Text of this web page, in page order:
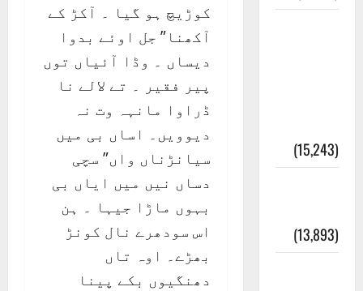
کوڑیچ ہو گیا ۔ آکڑ کے
آکھنا” جل اوئے بدوا
دیساں ۔ وڈا آئیاں توں
پیر فقیر ۔ تے لالے نا
ڈراوا مانہہ وت نہ
دیوویں۔ اساں بی میں
سیانڑناں واں” سچی
دساں نیں میں ایاں بی
بہوں ماڑا جیہا ۔ ہن
اس سودھرے نال کونڑ
بھڑے۔ اوہ تاں
دھنگیوں بکے پینا
(15,243)
(13,893)